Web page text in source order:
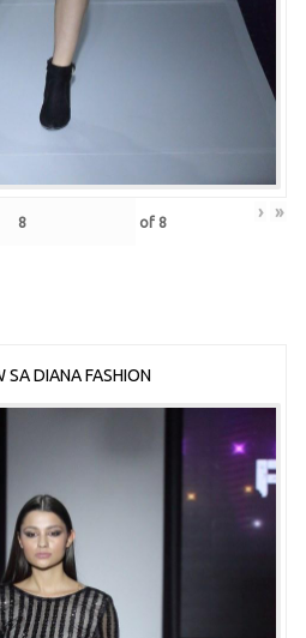
of 8 › »
SA DIANA FASHION